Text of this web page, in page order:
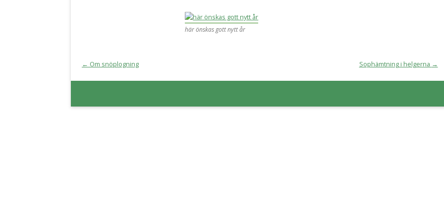
här önskas gott nytt år
Inläggsnavigering
← Om snöplogning Sophämtning i helgerna →